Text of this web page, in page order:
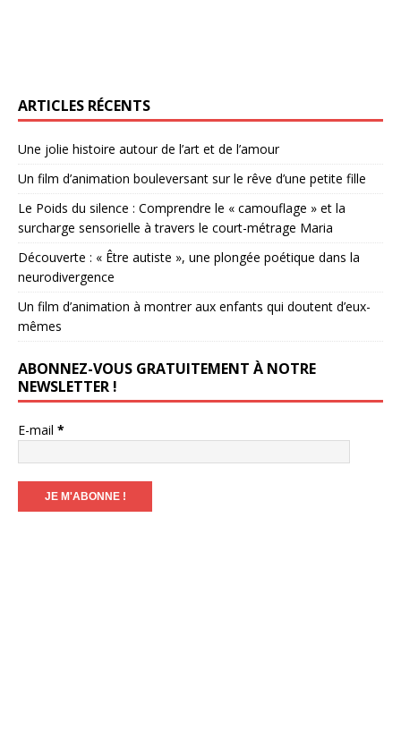
ARTICLES RÉCENTS
Une jolie histoire autour de l’art et de l’amour
Un film d’animation bouleversant sur le rêve d’une petite fille
Le Poids du silence : Comprendre le « camouflage » et la
surcharge sensorielle à travers le court-métrage Maria
Découverte : « Être autiste », une plongée poétique dans la
neurodivergence
Un film d’animation à montrer aux enfants qui doutent d’eux-
mêmes
ABONNEZ-VOUS GRATUITEMENT À NOTRE
NEWSLETTER !
E-mail *